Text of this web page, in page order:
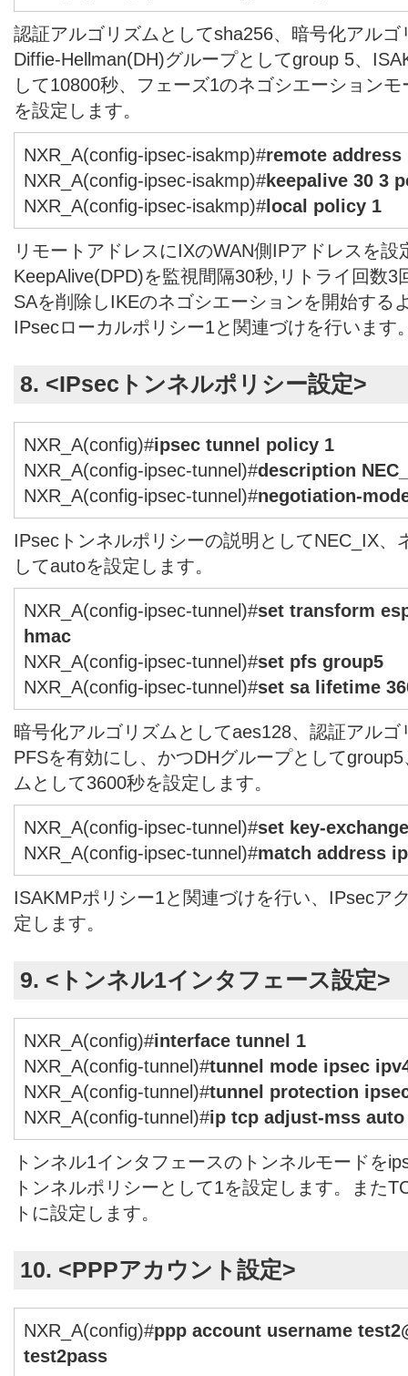
認証アルゴリズムとしてsha256、暗号化アル
Diffie-Hellman(DH)グループとしてgroup 5、
して10800秒、フェーズ1のネゴシエーション
を設定します。
NXR_A(config-ipsec-isakmp)#remote address
NXR_A(config-ipsec-isakmp)#keepalive 30 3
NXR_A(config-ipsec-isakmp)#local policy 1
リモートアドレスにIXのWAN側IPアドレスを設
KeepAlive(DPD)を監視間隔30秒,リトライ回数3
SAを削除しIKEのネゴシエーションを開始する
IPsecローカルポリシー1と関連づけを行います
8. <IPsecトンネルポリシー設定>
NXR_A(config)#ipsec tunnel policy 1
NXR_A(config-ipsec-tunnel)#description
NXR_A(config-ipsec-tunnel)#negotiation-
IPsecトンネルポリシーの説明としてNEC_IX、
してautoを設定します。
NXR_A(config-ipsec-tunnel)#set transform
hmac
NXR_A(config-ipsec-tunnel)#set pfs group5
NXR_A(config-ipsec-tunnel)#set sa lifetime
暗号化アルゴリズムとしてaes128、認証アル
PFSを有効にし、かつDHグループとして
ムとして3600秒を設定します。
NXR_A(config-ipsec-tunnel)#set key-
NXR_A(config-ipsec-tunnel)#match address
ISAKMPポリシー1と関連づけを行い、IPsecア
定します。
9. <トンネル1インタフェース設定>
NXR_A(config)#interface tunnel 1
NXR_A(config-tunnel)#tunnel mode ipsec
NXR_A(config-tunnel)#tunnel protection
NXR_A(config-tunnel)#ip tcp adjust-mss auto
トンネル1インタフェースのトンネルモードを
トンネルポリシーとして1を設定します。また
トに設定します。
10. <PPPアカウント設定>
NXR_A(config)#ppp account username
test2pass